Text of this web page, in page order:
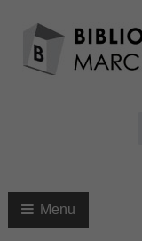
Menu